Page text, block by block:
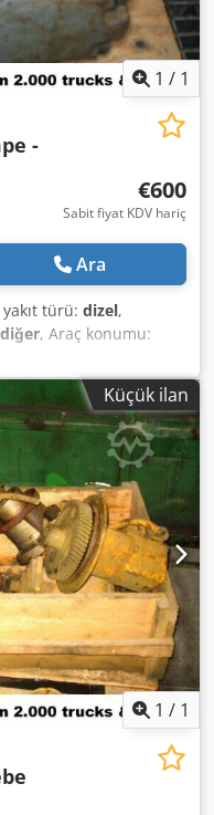
1 / 1
-
€600
Sabit fiyat KDV hariç
Ara
yakıt türü: dizel,
diğer, Araç konumu:
yapı: Hidrolik
15, No.: L049-6067
Değişiklik, ara satış ve
Küçük ilan
1 / 1